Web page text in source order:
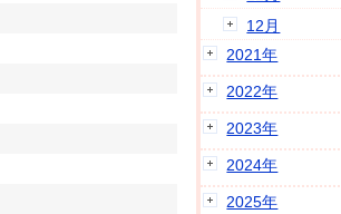
12月
2021年
2022年
2023年
2024年
2025年